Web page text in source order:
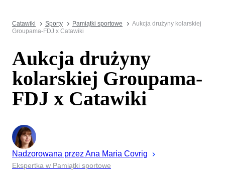
Catawiki Sporty Pamiątki sportowe
Aukcja drużyny kolarskiej
Groupama-FDJ x Catawiki
Aukcja drużyny
kolarskiej Groupama-
FDJ x Catawiki
Nadzorowana przez Ana Maria Covrig
Ekspertka w Pamiątki sportowe